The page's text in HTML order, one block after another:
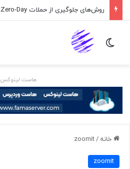
تغییر پوسته
هاست لینوکس
خانه /
zoomit
zoomit